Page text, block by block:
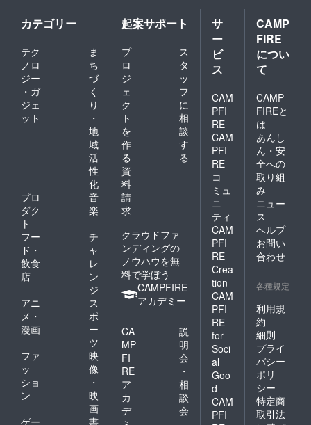
せん。
ご購入
から利
用可能
です。
公式ス
オープ
ら6ヶ月
間有
効、送
料は割
引対象
外、他
クーポ
ンとの
併用は
できま
せん。
に、
CAMPF
IREの
「メッ
優先招
待URL
とクー
ポン
コード
をお送
りしま
す。
クーポ
ンは
3,000円
以上の
ご購入
から利
用可能
です。
トア
ン日か
ら6ヶ月
間有
効、送
料は割
引対象
外、他
クーポ
ンとの
併用は
できま
カテゴリー
テク
ノロ
ジー
・ガ
ジェ
ット
ま
ち
づ
く
り
・
地
域
活
性
化
プロ
ダク
ト
音
楽
フー
ド・
飲食
店
チ
ャ
レ
ン
ジ
アニ
メ・
漫画
ス
ポ
ー
ツ
ファ
ッ
ショ
ン
映
像
・
映
画
ゲー
書
起案サポート
プ
ロ
ジ
ェ
ク
ト
を
作
る
ス
タ
ッ
フ
に
相
談
す
る
資
料
請
求
クラウドファ
ンディングの
ノウハウを無
料で学ぼう
CAMPFIRE
アカデミー
CA
MP
FI
RE
ア
カ
デ
説
明
会
・
相
談
会
サ
ー
ビ
ス
CAM
PFI
RE
CAM
PFI
RE
コ
ミュ
ニ
ティ
CAM
PFI
RE
Crea
tion
CAM
PFI
RE
for
Soci
al
Goo
d
CAM
PFI
CAMP
FIRE
につい
て
CAMP
FIREと
は
あんし
ん・安
全への
取り組
み
ニュー
ス
ヘルプ
お問い
合わせ
各種規定
利用規
約
細則
プライ
バシー
ポリ
シー
特定商
取引法